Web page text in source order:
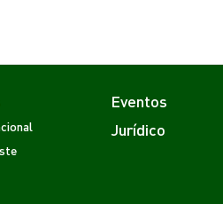
Eventos
Jurídico